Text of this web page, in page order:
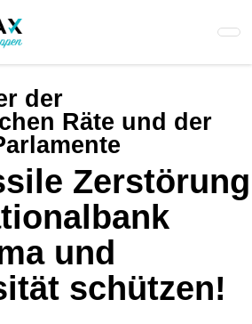
der
Räte und der
Zerstörung
und
schützen!